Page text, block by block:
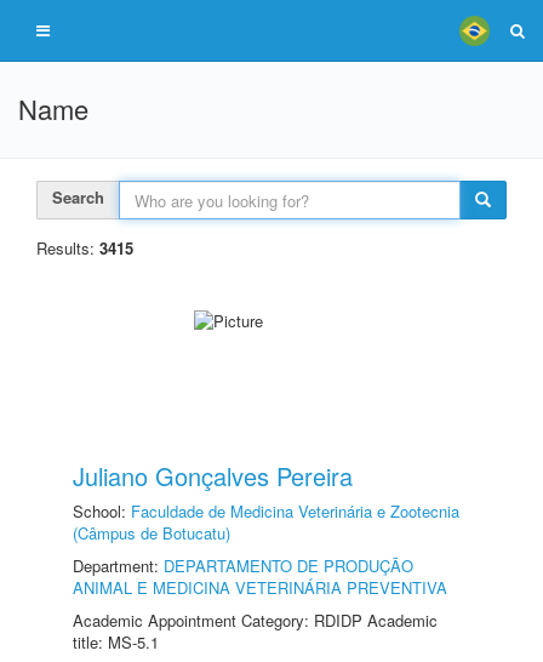
Name
Search
Results: 3415
Juliano Gonçalves Pereira
School: Faculdade de Medicina Veterinária e Zootecnia
(Câmpus de Botucatu)
Department: DEPARTAMENTO DE PRODUÇÃO
ANIMAL E MEDICINA VETERINÁRIA PREVENTIVA
Academic Appointment Category: RDIDP Academic
title: MS-5.1